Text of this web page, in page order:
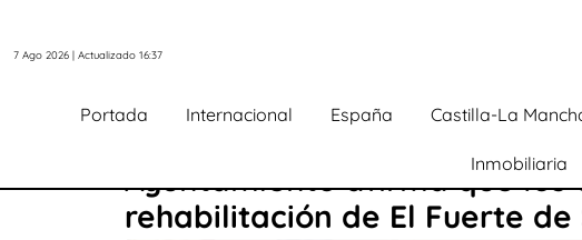
7 Ago 2026 | Actualizado 16:37
Portada Internacional España Castilla-La
Inmobiliaria
Ayuntamiento afirma que
rehabilitación de El Fuerte de